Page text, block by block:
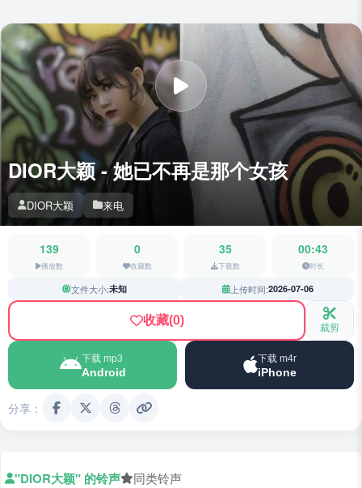
DIOR大颖 - 她已不再是那个女孩
DIOR大颖 来电
139
播放数
0
收藏数
35
下载数
00:43
时长
文件大小:未知 上传时间:2026-07-06
收藏(0) 裁剪
下载 mp3
Android
下载 m4r
iPhone
分享：
"DIOR大颖" 的铃声 同类铃声